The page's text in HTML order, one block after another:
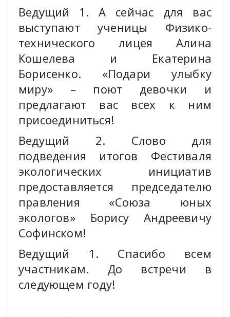
Ведущий 1. А сейчас для вас
выступают ученицы Физико-
технического лицея Алина
Кошелева и Екатерина
Борисенко. «Подари улыбку
миру» – поют девочки и
предлагают вас всех к ним
присоединиться!
Ведущий 2. Слово для
подведения итогов Фестиваля
экологических инициатив
предоставляется председателю
правления «Союза юных
экологов» Борису Андреевичу
Софинском!
Ведущий 1. Спасибо всем
участникам. До встречи в
следующем году!